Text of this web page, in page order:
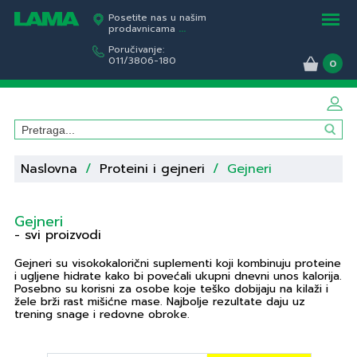
Posetite nas u našim
prodavnicama ...
Poručivanje:
011/3806-180 0
Naslovna / Proteini i gejneri / Gejneri
Gejneri
- svi proizvodi
Gejneri su visokokalorični suplementi koji kombinuju proteine
i ugljene hidrate kako bi povećali ukupni dnevni unos kalorija.
Posebno su korisni za osobe koje teško dobijaju na kilaži i
žele brži rast mišićne mase. Najbolje rezultate daju uz
trening snage i redovne obroke.